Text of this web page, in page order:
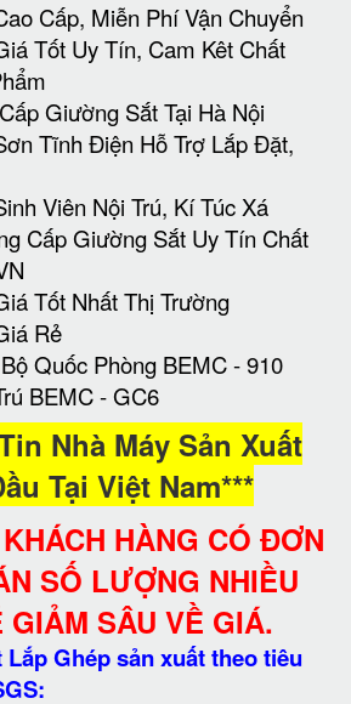
Cấp, Miễn Phí Vận Chuyển
Tốt Uy Tín, Cam Kêt Chất
Giường Sắt Tại Hà Nội
Tĩnh Điện Hỗ Trợ Lắp Đặt,
Viên Nội Trú, Kí Túc Xá
Cấp Giường Sắt Uy Tín Chất
Tốt Nhất Thị Trường
Rẻ
Quốc Phòng BEMC - 910
BEMC - GC6
Nhà Máy Sản Xuất
Tại Việt Nam***
HÀNG CÓ ĐƠN
SỐ LƯỢNG NHIỀU
GIẢM SÂU VỀ GIÁ.
Lắp Ghép sản xuất theo tiêu